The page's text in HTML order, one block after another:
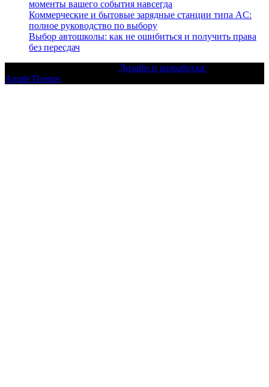
моменты вашего события навсегда
Коммерческие и бытовые зарядные станции типа AC:
полное руководство по выбору
Выбор автошколы: как не ошибиться и получить права
без пересдач
Дизайн и разработка:
AmpleThemes